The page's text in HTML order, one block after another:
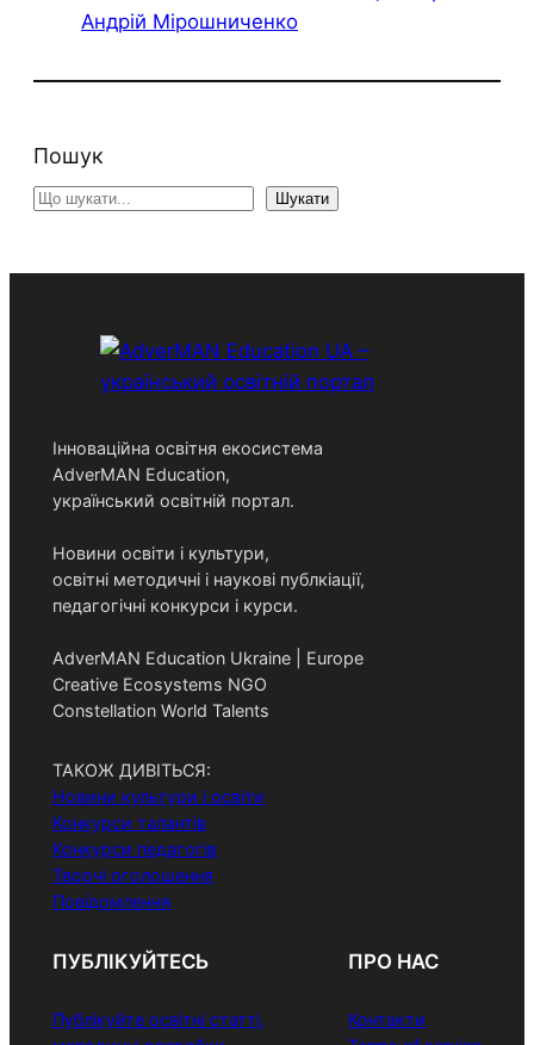
Пошук
Search Шукати
Інноваційна освітня екосистема
AdverMAN Education,
український освітній портал.
Новини освіти і культури,
освітні методичні і наукові публкіації,
педагогічні конкурси і курси.
AdverMAN Education Ukraine | Europe
Creative Ecosystems NGO
Constellation World Talents
ТАКОЖ ДИВІТЬСЯ:
Новини культури і освіти
Конкурси талантів
Конкурси педагогів
Творчі оголошення
Повідомлення
ПУБЛІКУЙТЕСЬ
Публікуйте освітні статті,
ПРО НАС
Контакти